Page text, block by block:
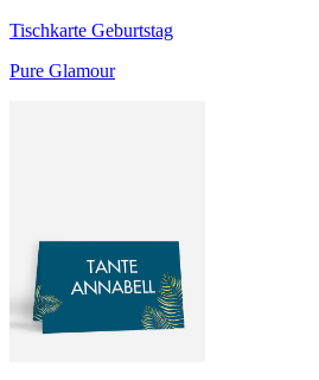
Tischkarte Geburtstag
Pure Glamour